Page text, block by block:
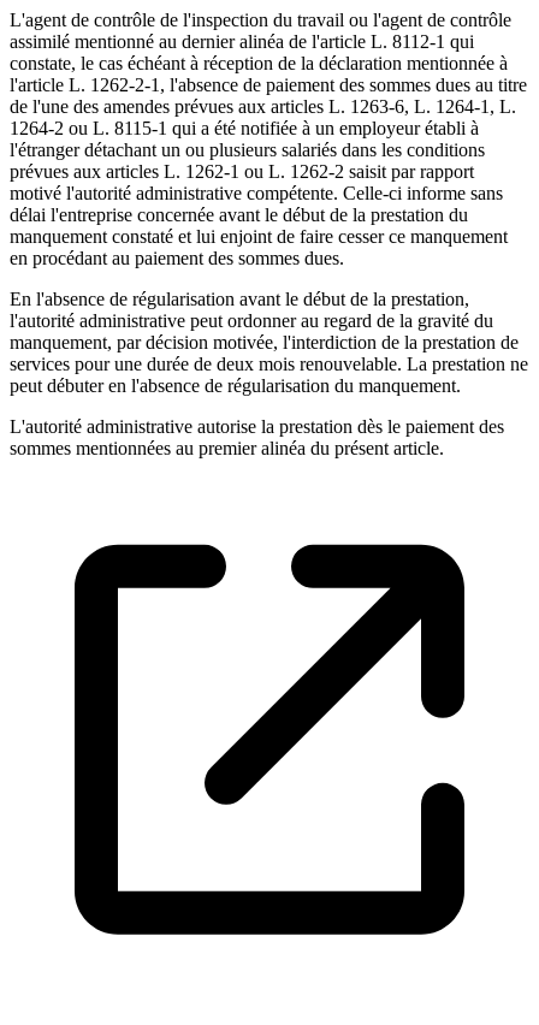
L'agent de contrôle de l'inspection du travail ou l'agent de contrôle
assimilé mentionné au dernier alinéa de l'article L. 8112-1 qui
constate, le cas échéant à réception de la déclaration mentionnée à
l'article L. 1262-2-1, l'absence de paiement des sommes dues au titre
de l'une des amendes prévues aux articles L. 1263-6, L. 1264-1, L.
1264-2 ou L. 8115-1 qui a été notifiée à un employeur établi à
l'étranger détachant un ou plusieurs salariés dans les conditions
prévues aux articles L. 1262-1 ou L. 1262-2 saisit par rapport
motivé l'autorité administrative compétente. Celle-ci informe sans
délai l'entreprise concernée avant le début de la prestation du
manquement constaté et lui enjoint de faire cesser ce manquement
en procédant au paiement des sommes dues.
En l'absence de régularisation avant le début de la prestation,
l'autorité administrative peut ordonner au regard de la gravité du
manquement, par décision motivée, l'interdiction de la prestation de
services pour une durée de deux mois renouvelable. La prestation ne
peut débuter en l'absence de régularisation du manquement.
L'autorité administrative autorise la prestation dès le paiement des
sommes mentionnées au premier alinéa du présent article.